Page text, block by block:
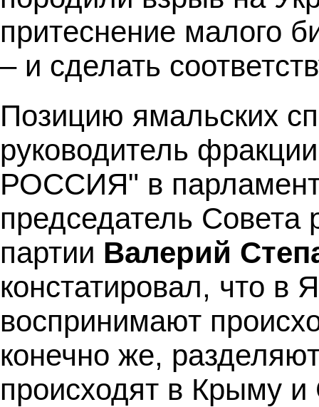
притеснение малого
– и сделать
Позицию ямальских
руководитель
РОССИЯ" в
председатель Совета
партии Валерий
констатировал, что
воспринимают
конечно же,
происходят в Крыму и